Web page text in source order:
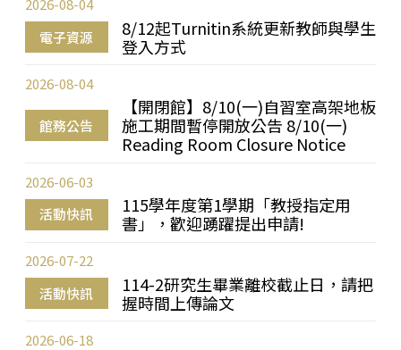
電子資源
8/12起Turnitin系統更新教師與學生
登入方式
2026-08-04
館務公告
【開閉館】8/10(一)自習室高架地板
施工期間暫停開放公告 8/10(一)
Reading Room Closure Notice
2026-08-04
活動快訊
115學年度第1學期「教授指定用
書」，歡迎踴躍提出申請!
2026-06-03
活動快訊
114-2研究生畢業離校截止日，請把
握時間上傳論文
2026-07-22
2026-06-18